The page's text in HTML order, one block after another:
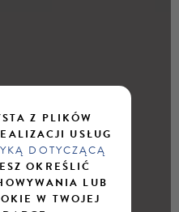
Z PLIKÓW
USŁUG
DOTYCZĄCĄ
OKREŚLIĆ
LUB
W TWOJEJ